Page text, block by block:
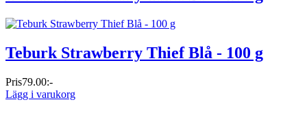
Teburk Strawberry Thief Blå - 100 g
Pris79.00:-
Lägg i varukorg